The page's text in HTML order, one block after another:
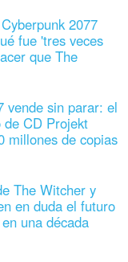
2077
fue 'tres veces
que The
vende sin parar: el
de CD Projekt
millones de copias
The Witcher y
en duda el futuro
una década